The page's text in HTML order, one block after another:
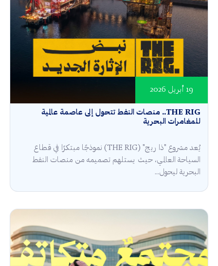
THE RIG.. منصات النفط تتحول إلى عاصمة عالمية
للمغامرات البحرية
19 أبريل 2026
يُعد مشروع "ذا ريج" (THE RIG) نموذجًا مبتكرًا في قطاع
السياحة العالمي، حيث يستلهم تصميمه من منصات النفط
البحرية ليحول...